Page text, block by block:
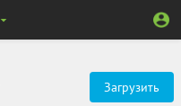
Загрузить